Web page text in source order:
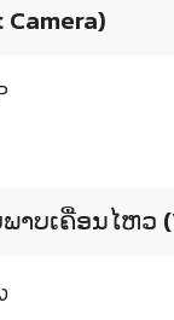
າບເຄື່ອນໄຫວ